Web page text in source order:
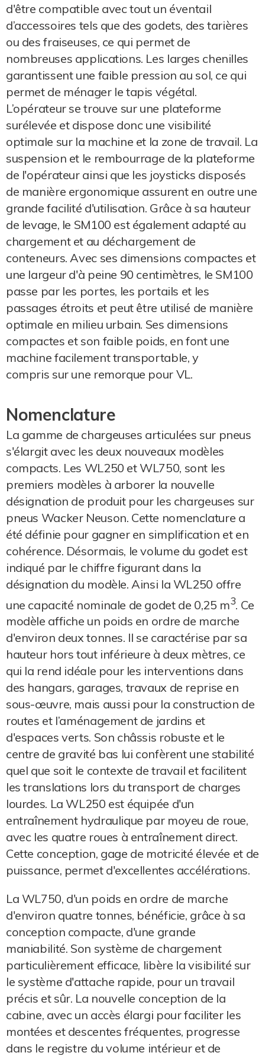
d'être compatible avec tout un éventail
d’accessoires tels que des godets, des tarières
ou des fraiseuses, ce qui permet de
nombreuses applications. Les larges chenilles
garantissent une faible pression au sol, ce qui
permet de ménager le tapis végétal.
L’opérateur se trouve sur une plateforme
surélevée et dispose donc une visibilité
optimale sur la machine et la zone de travail. La
suspension et le rembourrage de la plateforme
de l'opérateur ainsi que les joysticks disposés
de manière ergonomique assurent en outre une
grande facilité d'utilisation. Grâce à sa hauteur
de levage, le SM100 est également adapté au
chargement et au déchargement de
conteneurs. Avec ses dimensions compactes et
une largeur d'à peine 90 centimètres, le SM100
passe par les portes, les portails et les
passages étroits et peut être utilisé de manière
optimale en milieu urbain. Ses dimensions
compactes et son faible poids, en font une
machine facilement transportable, y
compris sur une remorque pour VL.
Nomenclature
La gamme de chargeuses articulées sur pneus
s'élargit avec les deux nouveaux modèles
compacts. Les WL250 et WL750, sont les
premiers modèles à arborer la nouvelle
désignation de produit pour les chargeuses sur
pneus Wacker Neuson. Cette nomenclature a
été définie pour gagner en simplification et en
cohérence. Désormais, le volume du godet est
indiqué par le chiffre figurant dans la
désignation du modèle. Ainsi la WL250 offre
une capacité nominale de godet de 0,25 m3. Ce
modèle affiche un poids en ordre de marche
d'environ deux tonnes. Il se caractérise par sa
hauteur hors tout inférieure à deux mètres, ce
qui la rend idéale pour les interventions dans
des hangars, garages, travaux de reprise en
sous-œuvre, mais aussi pour la construction de
routes et l’aménagement de jardins et
d'espaces verts. Son châssis robuste et le
centre de gravité bas lui confèrent une stabilité
quel que soit le contexte de travail et facilitent
les translations lors du transport de charges
lourdes. La WL250 est équipée d'un
entraînement hydraulique par moyeu de roue,
avec les quatre roues à entraînement direct.
Cette conception, gage de motricité élevée et de
puissance, permet d'excellentes accélérations.
La WL750, d'un poids en ordre de marche
d'environ quatre tonnes, bénéficie, grâce à sa
conception compacte, d'une grande
maniabilité. Son système de chargement
particulièrement efficace, libère la visibilité sur
le système d'attache rapide, pour un travail
précis et sûr. La nouvelle conception de la
cabine, avec un accès élargi pour faciliter les
montées et descentes fréquentes, progresse
dans le registre du volume intérieur et de